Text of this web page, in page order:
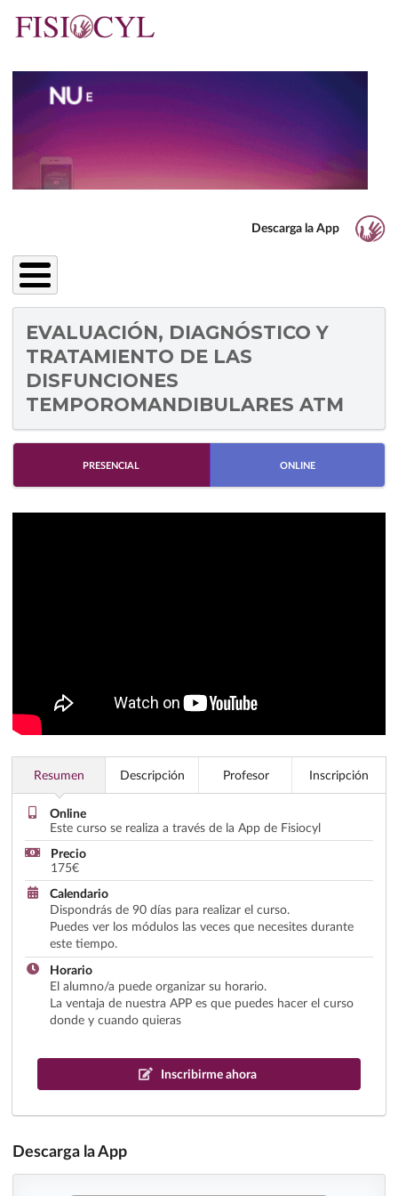
contenido
Descarga la App
EVALUACIÓN, DIAGNÓSTICO Y
TRATAMIENTO DE LAS
DISFUNCIONES
TEMPOROMANDIBULARES ATM
PRESENCIAL ONLINE
Resumen Descripción Profesor Inscripción
Online
Este curso se realiza a través de la App de Fisiocyl
Precio
175€
Calendario
Dispondrás de 90 días para realizar el curso.
Puedes ver los módulos las veces que necesites durante
este tiempo.
Horario
El alumno/a puede organizar su horario.
La ventaja de nuestra APP es que puedes hacer el curso
donde y cuando quieras
Inscribirme ahora
Descarga la App